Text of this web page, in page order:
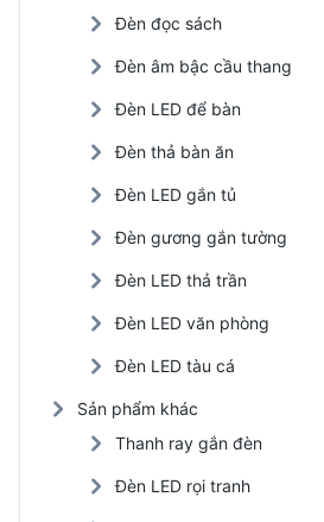
Đèn đọc sách
Đèn âm bậc cầu thang
Đèn LED để bàn
Đèn thả bàn ăn
Đèn LED gắn tủ
Đèn gương gắn tường
Đèn LED thả trần
Đèn LED văn phòng
Đèn LED tàu cá
Sản phẩm khác
Thanh ray gắn đèn
Đèn LED rọi tranh